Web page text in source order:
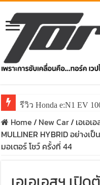
รีวิว ลองขับ All New
Home/ New Car/ เอเอเ
MULLINER HYBRID อย่างเ
มอเตอร์ โชว์ ครั้งที่ 44